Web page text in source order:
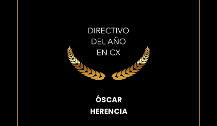
ÓSCAR
HERENCIA